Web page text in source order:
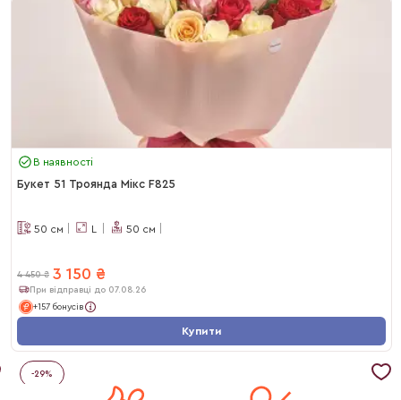
В наявності
Букет 51 Троянда Мікс F825
50 см L 50 см
4 450 ₴ 3 150 ₴
При відправці до 07.08.26
+157 бонусів
Купити
-29%